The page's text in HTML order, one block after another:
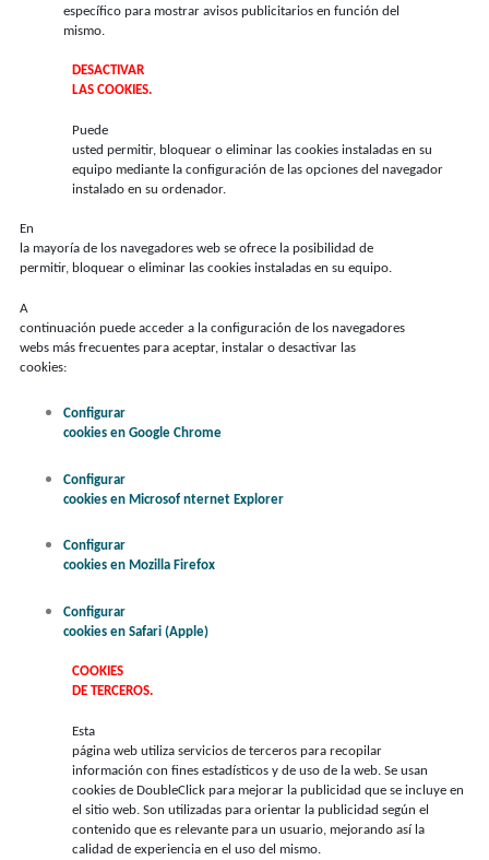
específico para mostrar avisos publicitarios en función del
mismo.
DESACTIVAR
LAS COOKIES.
Puede
usted permitir, bloquear o eliminar las cookies instaladas en su
equipo mediante la configuración de las opciones del navegador
instalado en su ordenador.
En
la mayoría de los navegadores web se ofrece la posibilidad de
permitir, bloquear o eliminar las cookies instaladas en su equipo.
A
continuación puede acceder a la configuración de los navegadores
webs más frecuentes para aceptar, instalar o desactivar las
cookies:
Configurar
cookies en Google Chrome
Configurar
cookies en Microsof nternet Explorer
Configurar
cookies en Mozilla Firefox
Configurar
cookies en Safari (Apple)
COOKIES
DE TERCEROS.
Esta
página web utiliza servicios de terceros para recopilar
información con fines estadísticos y de uso de la web. Se usan
cookies de DoubleClick para mejorar la publicidad que se incluye en
el sitio web. Son utilizadas para orientar la publicidad según el
contenido que es relevante para un usuario, mejorando así la
calidad de experiencia en el uso del mismo.